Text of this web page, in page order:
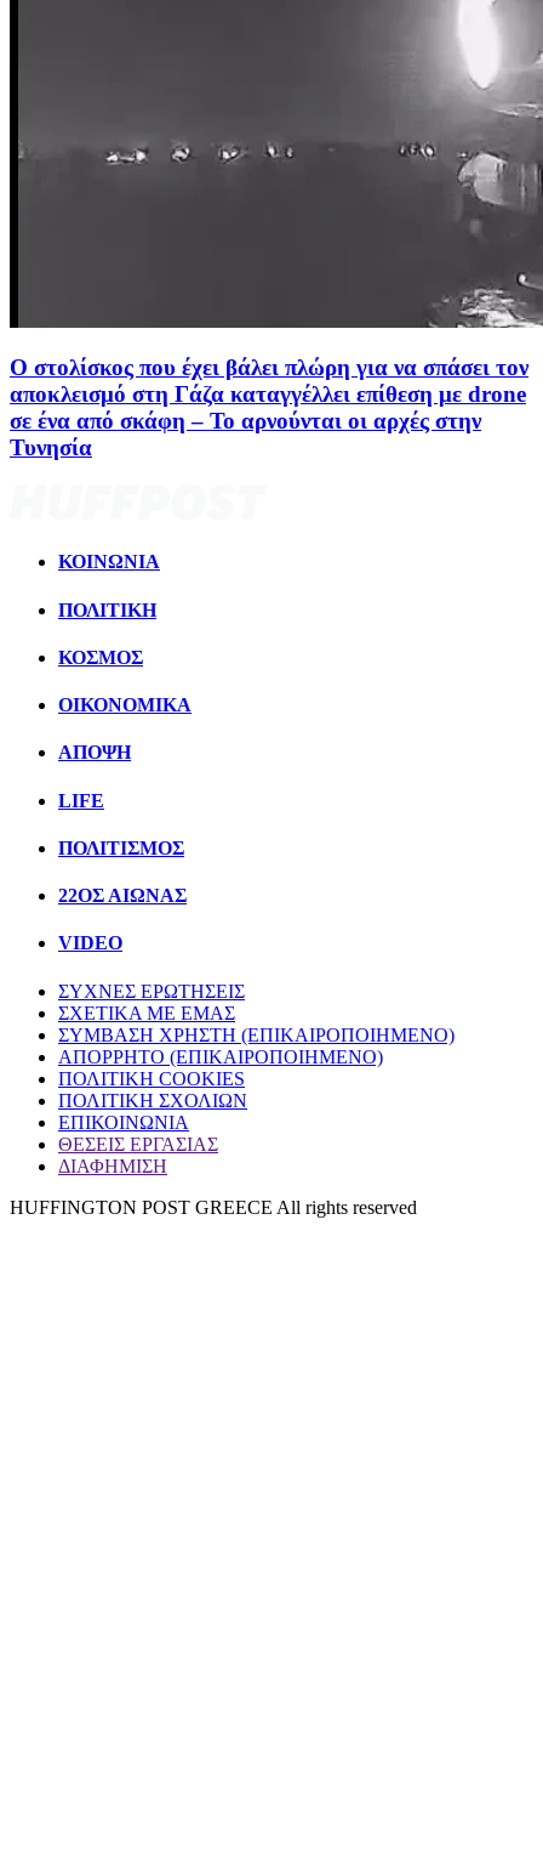
Ο στολίσκος που έχει βάλει πλώρη για να σπάσει τον
αποκλεισμό στη Γάζα καταγγέλλει επίθεση με drone
σε ένα από σκάφη – Το αρνούνται οι αρχές στην
Τυνησία
ΚΟΙΝΩΝΙΑ
ΠΟΛΙΤΙΚΗ
ΚΟΣΜΟΣ
ΟΙΚΟΝΟΜΙΚΑ
ΑΠΟΨΗ
LIFE
ΠΟΛΙΤIΣΜΟΣ
22ΟΣ ΑΙΩΝΑΣ
VIDEO
ΣΥΧΝΕΣ ΕΡΩΤΗΣΕΙΣ
ΣΧΕΤΙΚΑ ΜΕ ΕΜΑΣ
ΣΥΜΒΑΣΗ ΧΡΗΣΤΗ (ΕΠΙΚΑΙΡΟΠΟΙΗΜΕΝΟ)
ΑΠΟΡΡΗΤΟ (ΕΠΙΚΑΙΡΟΠΟΙΗΜΕΝΟ)
ΠΟΛΙΤΙΚΗ COOKIES
ΠΟΛΙΤΙΚΗ ΣΧΟΛΙΩΝ
ΕΠΙΚΟΙΝΩΝΙΑ
ΘΕΣΕΙΣ ΕΡΓΑΣΙΑΣ
ΔΙΑΦΗΜΙΣΗ
HUFFINGTON POST GREECE All rights reserved